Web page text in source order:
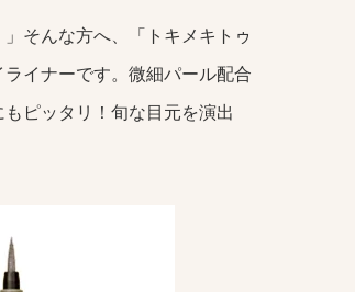
そんな方へ、「トキメキトゥ
イナーです。微細パール配合
ピッタリ！旬な目元を演出